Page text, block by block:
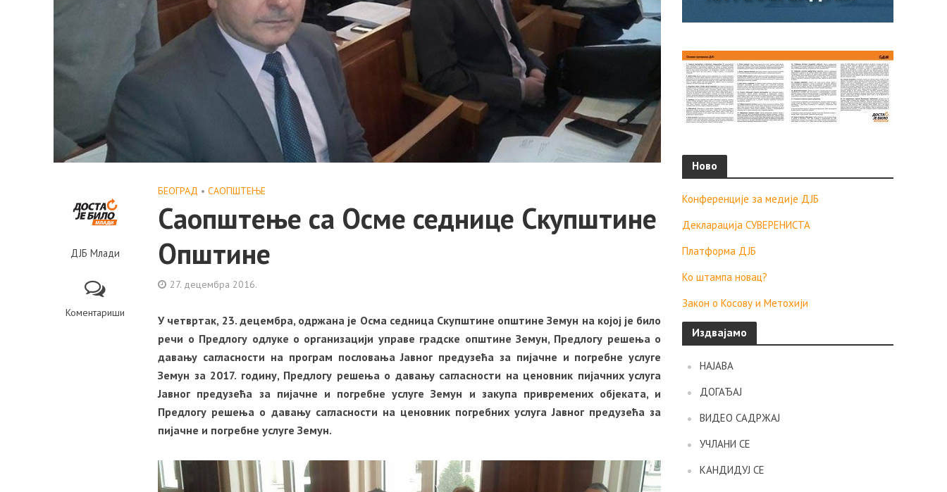
ДЈБ Млади
Коментариши
БЕОГРАД • САОПШТЕЊE
Саопштење са Осме седнице Скупштине
Општине
27. децембра 2016.
У четвртак, 23. децембра, одржана је Осма седница Скупштине општине Земун на којој је било
речи о Предлогу одлуке о организацији управе градске општине Земун, Предлогу решења о
давању сагласности на програм пословања Јавног предузећа за пијачне и погребне услуге
Земун за 2017. годину, Предлогу решења о давању сагласности на ценовник пијачних услуга
Јавног предузећа за пијачне и погребне услуге Земун и закупа привремених објеката, и
Предлогу решења о давању сагласности на ценовник погребних услуга Јавног предузећа за
пијачне и погребне услуге Земун.
Ново
Конференције за медије ДЈБ
Декларација СУВЕРЕНИСТА
Платформа ДЈБ
Ко штампа новац?
Закон о Косову и Метохији
Издвајамо
НАЈАВА
ДОГАЂАЈ
ВИДЕО САДРЖАЈ
УЧЛАНИ СЕ
КАНДИДУЈ СЕ